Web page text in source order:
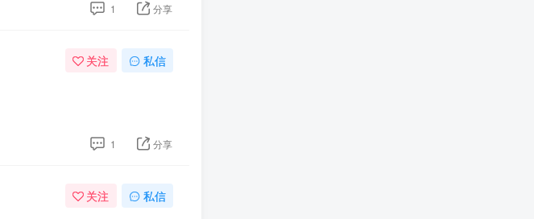
1 分享
关注 私信
1 分享
关注 私信